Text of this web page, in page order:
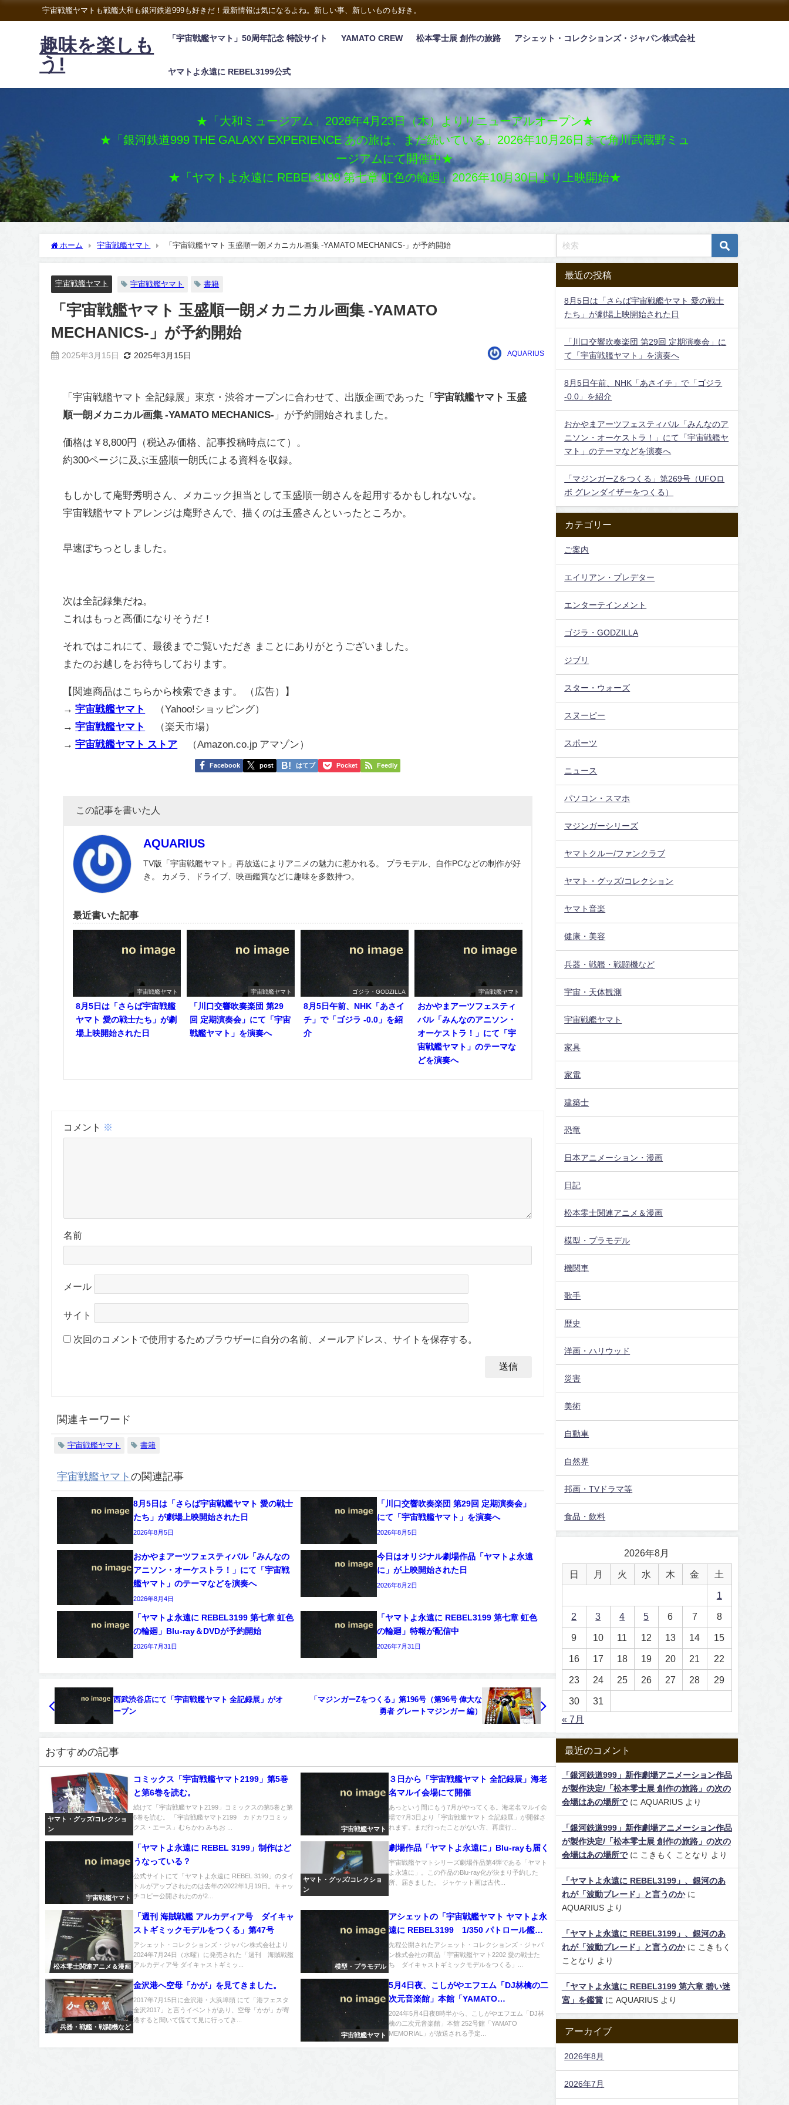
宇宙戦艦ヤマトも戦艦大和も銀河鉄道999も好きだ！最新情報は気になるよね。新しい事、新しいものも好き。
趣味を楽しも
う!
「宇宙戦艦ヤマト」50周年記念 特設サイト YAMATO CREW 松本零士展 創作の旅路 アシェット・コレクションズ・ジャパン株式会社
ヤマトよ永遠に REBEL3199公式
★「大和ミュージアム」2026年4月23日（木）よりリニューアルオープン★
★「銀河鉄道999 THE GALAXY EXPERIENCE あの旅は、まだ続いている」2026年10月26日まで角川武蔵野ミュ
ージアムにて開催中★
★「ヤマトよ永遠に REBEL3199 第七章 虹色の輪廻」2026年10月30日より上映開始★
ホーム 宇宙戦艦ヤマト 「宇宙戦艦ヤマト 玉盛順一朗メカニカル画集 -YAMATO MECHANICS-」が予約開始
宇宙戦艦ヤマト 宇宙戦艦ヤマト 書籍
「宇宙戦艦ヤマト 玉盛順一朗メカニカル画集 -YAMATO
MECHANICS-」が予約開始
2025年3月15日 2025年3月15日 AQUARIUS
「宇宙戦艦ヤマト 全記録展」東京・渋谷オープンに合わせて、出版企画であった「宇宙戦艦ヤマト 玉盛
順一朗メカニカル画集 -YAMATO MECHANICS- 」が予約開始されました。
価格は￥8,800円（税込み価格、記事投稿時点にて）。
約300ページに及ぶ玉盛順一朗氏による資料を収録。
もしかして庵野秀明さん、メカニック担当として玉盛順一朗さんを起用するかもしれないな。
宇宙戦艦ヤマトアレンジは庵野さんで、描くのは玉盛さんといったところか。
早速ぽちっとしました。
次は全記録集だね。
これはもっと高価になりそうだ！
それではこれにて、最後までご覧いただき まことにありがとうございました。
またのお越しをお待ちしております。
【関連商品はこちらから検索できます。 （広告）】
→宇宙戦艦ヤマト
（Yahoo!ショッピング）
→宇宙戦艦ヤマト
（楽天市場）
→宇宙戦艦ヤマト ストア （Amazon.co.jp アマゾン）
Facebook post はてブ Pocket Feedly
この記事を書いた人
AQUARIUS
TV版「宇宙戦艦ヤマト」再放送によりアニメの魅力に惹かれる。 プラモデル、自作PCなどの制作が好
き。 カメラ、ドライブ、映画鑑賞などに趣味を多数持つ。
最近書いた記事
宇宙戦艦ヤマト
8月5日は「さらば宇宙戦艦
ヤマト 愛の戦士たち」が劇
場上映開始された日
宇宙戦艦ヤマト
「川口交響吹奏楽団 第29
回 定期演奏会」にて「宇宙
戦艦ヤマト」を演奏へ
ゴジラ・GODZILLA
8月5日午前、NHK「あさイ
チ」で「ゴジラ -0.0」を紹
介
宇宙戦艦ヤマト
おかやまアーツフェスティ
バル「みんなのアニソン・
オーケストラ！」にて「宇
宙戦艦ヤマト」のテーマな
どを演奏へ
コメント ※
名前
メール
サイト
次回のコメントで使用するためブラウザーに自分の名前、メールアドレス、サイトを保存する。
関連キーワード
宇宙戦艦ヤマト 書籍
宇宙戦艦ヤマトの関連記事
8月5日は「さらば宇宙戦艦ヤマト 愛の戦士
たち」が劇場上映開始された日
2026年8月5日
「川口交響吹奏楽団 第29回 定期演奏会」
にて「宇宙戦艦ヤマト」を演奏へ
2026年8月5日
おかやまアーツフェスティバル「みんなの
アニソン・オーケストラ！」にて「宇宙戦
艦ヤマト」のテーマなどを演奏へ
2026年8月4日
今日はオリジナル劇場作品「ヤマトよ永遠
に」が上映開始された日
2026年8月2日
「ヤマトよ永遠に REBEL3199 第七章 虹色
の輪廻」Blu-ray＆DVDが予約開始
2026年7月31日
「ヤマトよ永遠に REBEL3199 第七章 虹色
の輪廻」特報が配信中
2026年7月31日
西武渋谷店にて「宇宙戦艦ヤマト 全記録展」がオ
ープン
「マジンガーZをつくる」第196号（第96号 偉大な
勇者 グレートマジンガー 編）
おすすめの記事
ヤマト・グッズ/コレクショ
ン
コミックス「宇宙戦艦ヤマト2199」第5巻
と第6巻を読む。
続けて「宇宙戦艦ヤマト2199」コミックスの第5巻と第
6巻を読む。 「宇宙戦艦ヤマト2199 カドカワコミッ
クス・エース」むらかわ みちお ...
宇宙戦艦ヤマト
３日から「宇宙戦艦ヤマト 全記録展」海老
名マルイ会場にて開催
あっという間にもう7月がやってくる。海老名マルイ会
場で7月3日より「宇宙戦艦ヤマト 全記録展」が開催さ
れます。まだ行ったことがない方、再度行...
宇宙戦艦ヤマト
「ヤマトよ永遠に REBEL 3199」制作はど
うなっている？
公式サイトにて「ヤマトよ永遠に REBEL 3199」のタイ
トルがアップされたのは去年の2022年1月19日。キャッ
チコピー公開されたのが2...
ヤマト・グッズ/コレクショ
ン
劇場作品「ヤマトよ永遠に」Blu-rayも届く
宇宙戦艦ヤマトシリーズ劇場作品第4弾である「ヤマト
よ永遠に」。この作品のBlu-ray化が決まり予約した
所、届きました。 ジャケット画は古代...
松本零士関連アニメ＆漫画
「週刊 海賊戦艦 アルカディア号 ダイキャ
ストギミックモデルをつくる」第47号
アシェット・コレクションズ・ジャパン株式会社より
2024年7月24日（水曜）に発売された「週刊 海賊戦艦
アルカディア号 ダイキャストギミッ...
模型・プラモデル
アシェットの「宇宙戦艦ヤマト ヤマトよ永
遠に REBEL3199 1/350 パトロール艦」
の監修スタッフと開発画稿が公開
先程公開されたアシェット・コレクションズ・ジャパ
ン株式会社の商品「宇宙戦艦ヤマト2202 愛の戦士た
ち ダイキャストギミックモデルをつくる」...
兵器・戦艦・戦闘機など
金沢港へ空母「かが」を見てきました。
2017年7月15日に金沢港・大浜埠頭 にて「港フェスタ
金沢2017」と言うイベントがあり、空母「かが」が寄
港すると聞いて慌てて見に行ってき...
宇宙戦艦ヤマト
5月4日夜、こしがやエフエム「DJ林檎の二
次元音楽館」本館「YAMATO
MEMORIAL」がラジオ放送予定
2024年5月4日夜8時半から、こしがやエフエム「DJ林
檎の二次元音楽館」本館 252号館「YAMATO
MEMORIAL」が放送される予定...
最近の投稿
8月5日は「さらば宇宙戦艦ヤマト 愛の戦士
たち」が劇場上映開始された日
「川口交響吹奏楽団 第29回 定期演奏会」に
て「宇宙戦艦ヤマト」を演奏へ
8月5日午前、NHK「あさイチ」で「ゴジラ
-0.0」を紹介
おかやまアーツフェスティバル「みんなのア
ニソン・オーケストラ！」にて「宇宙戦艦ヤ
マト」のテーマなどを演奏へ
「マジンガーZをつくる」第269号（UFOロ
ボ グレンダイザーをつくる）
カテゴリー
ご案内
エイリアン・プレデター
エンターテインメント
ゴジラ・GODZILLA
ジブリ
スター・ウォーズ
スヌーピー
スポーツ
ニュース
パソコン・スマホ
マジンガーシリーズ
ヤマトクルー/ファンクラブ
ヤマト・グッズ/コレクション
ヤマト音楽
健康・美容
兵器・戦艦・戦闘機など
宇宙・天体観測
宇宙戦艦ヤマト
家具
家電
建築士
恐竜
日本アニメーション・漫画
日記
松本零士関連アニメ＆漫画
模型・プラモデル
機関車
歌手
歴史
洋画・ハリウッド
災害
美術
自動車
自然界
邦画・TVドラマ等
食品・飲料
2026年8月
日 月 火 水 木 金 土
1
2 3 4 5 6 7 8
9 10 11 12 13 14 15
16 17 18 19 20 21 22
23 24 25 26 27 28 29
30
31
« 7月
最近のコメント
「銀河鉄道999」新作劇場アニメーション作品
が製作決定/「松本零士展 創作の旅路」の次の
会場はあの場所でに AQUARIUSより
「銀河鉄道999」新作劇場アニメーション作品
が製作決定/「松本零士展 創作の旅路」の次の
会場はあの場所でに こきもく ことなり より
「ヤマトよ永遠に REBEL3199」、銀河のあ
れが「波動ブレード」と言うのかに
AQUARIUSより
「ヤマトよ永遠に REBEL3199」、銀河のあ
れが「波動ブレード」と言うのかに
こきもく
ことなり
より
「ヤマトよ永遠に REBEL3199 第六章 碧い迷
宮」を鑑賞に AQUARIUSより
アーカイブ
2026年8月
2026年7月